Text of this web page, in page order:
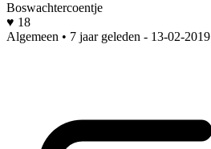
Boswachtercoentje
♥ 18
Algemeen • 7 jaar geleden - 13-02-